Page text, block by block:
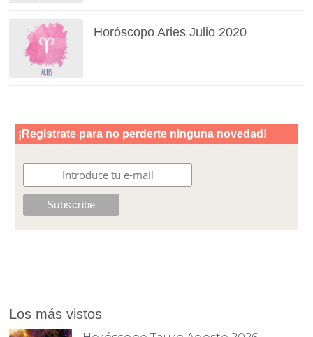
Horóscopo Aries Julio 2020
Los más vistos